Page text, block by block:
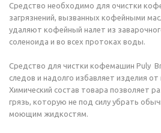
Средство необходимо для очистки
загрязнений, вызванных кофейными
удаляют кофейный налет из
соленоида и во всех протоках воды.
Средство для чистки кофемашин Puly
следов и надолго избавляет изделия
Химический состав товара позволяет
грязь, которую не под силу убрать
моющим жидкостям.